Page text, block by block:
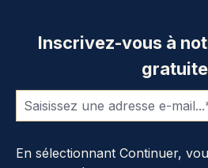
Inscrivez-vous à
En sélectionnant Continuer,